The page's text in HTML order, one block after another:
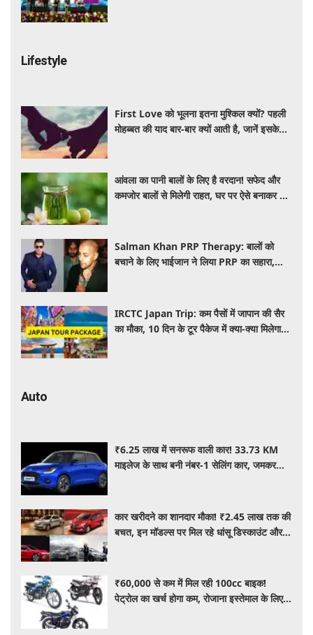
Lifestyle
First Love को भूलना इतना मुश्किल क्यों? पहली
मोहब्बत की याद बार-बार क्यों आती है, जानें इसके
आंवला का पानी बालों के लिए है वरदान! सफेद और
कमजोर बालों से मिलेगी राहत, घर पर ऐसे बनाकर करें
Salman Khan PRP Therapy: बालों को
बचाने के लिए भाईजान ने लिया PRP का सहारा,
IRCTC Japan Trip: कम पैसों में जापान की सैर
का मौका, 10 दिन के टूर पैकेज में क्या-क्या मिलेगा?
Auto
₹6.25 लाख में सनरूफ वाली कार! 33.73 KM
माइलेज के साथ बनी नंबर-1 सेलिंग कार, जमकर
कार खरीदने का शानदार मौका! ₹2.45 लाख तक की
बचत, इन मॉडल्स पर मिल रहे धांसू डिस्काउंट और
₹60,000 से कम में मिल रही 100cc बाइक!
पेट्रोल का खर्च होगा कम, रोजाना इस्तेमाल के लिए है